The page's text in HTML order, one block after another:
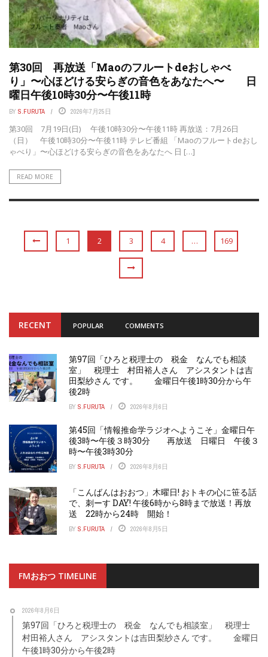
第30回 再放送「Maoのフルートdeおしゃべ
り」〜心ほどける安らぎの音色をあなたへ〜 日
曜日午後10時30分〜午後11時
BY S.FURUTA 2026年7月25日
第30回 7月19日(日) 午後10時30分〜午後11時 再放送：7月26日
（日） 午後10時30分〜午後11時 テレビ番組 「Maoのフルートdeおし
ゃべり」〜心ほどける安らぎの音色をあなたへ 日 […]
READ MORE
1 2 3 4 … 169
RECENT POPULAR COMMENTS
第97回「ひろと税理士の 税金 なんでも相談
室」 税理士 村田裕人さん アシスタントは吉
田梨紗さん です。 金曜日午後1時30分から午
後2時
BY S.FURUTA 2026年8月6日
第45回「情報推命学ラジオへようこそ」金曜日午
後3時〜午後３時30分 再放送 日曜日 午後３
時〜午後3時30分
BY S.FURUTA 2026年8月6日
「こんばんはおおつ」木曜日! おトキの心に笹る話
で、刺ーす DAY! 午後6時から8時まで放送！再放
送 22時から24時 開始！
BY S.FURUTA 2026年8月5日
FMおおつ TIMELINE
2026年8月6日
第97回「ひろと税理士の 税金 なんでも相談室」 税理士
村田裕人さん アシスタントは吉田梨紗さん です。 金曜日
午後1時30分から午後2時